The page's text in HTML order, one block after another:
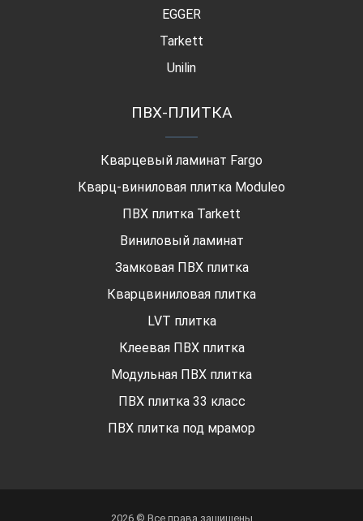
EGGER
Tarkett
Unilin
ПВХ-ПЛИТКА
Кварцевый ламинат Fargo
Кварц-виниловая плитка Moduleo
ПВХ плитка Tarkett
Виниловый ламинат
Замковая ПВХ плитка
Кварцвиниловая плитка
LVT плитка
Клеевая ПВХ плитка
Модульная ПВХ плитка
ПВХ плитка 33 класс
ПВХ плитка под мрамор
2026 © Все права защищены